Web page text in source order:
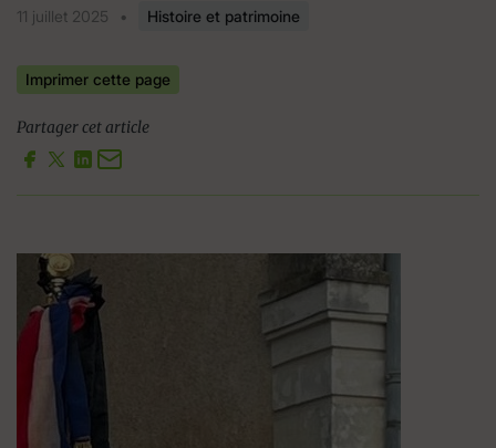
11 juillet 2025 • Histoire et patrimoine
Imprimer cette page
Partager cet article